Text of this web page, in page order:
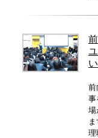
前
事
場
理